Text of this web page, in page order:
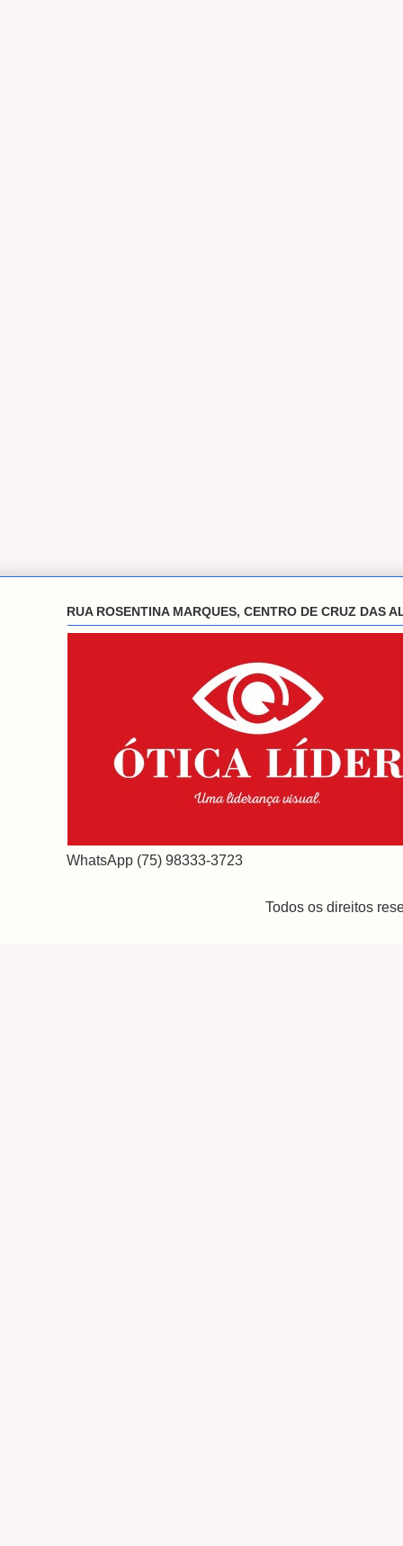
RUA ROSENTINA MARQUES, CENTRO DE CRUZ DAS
WhatsApp (75) 98333-3723
Todos os direitos